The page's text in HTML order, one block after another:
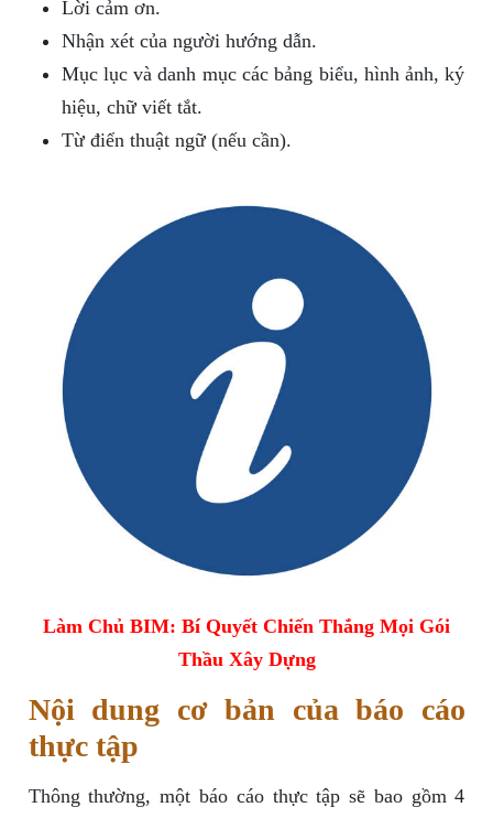
Lời cảm ơn.
Nhận xét của người hướng dẫn.
Mục lục và danh mục các bảng biểu, hình ảnh, ký
hiệu, chữ viết tắt.
Từ điển thuật ngữ (nếu cần).
Làm Chủ BIM: Bí Quyết Chiến Thắng Mọi Gói
Thầu Xây Dựng
Nội dung cơ bản của báo cáo
thực tập
Thông thường, một báo cáo thực tập sẽ bao gồm 4